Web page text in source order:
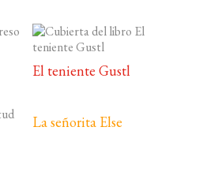
El teniente Gustl
La señorita Else